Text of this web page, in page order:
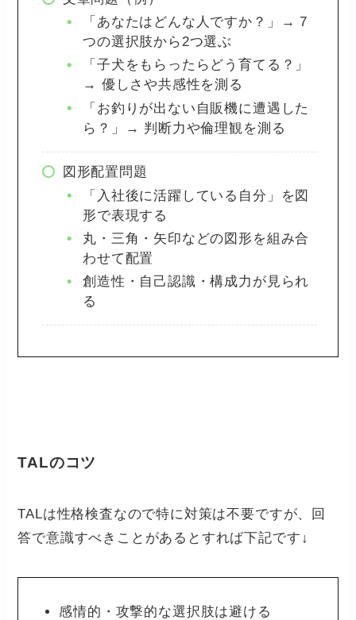
「あなたはどんな人ですか？」→ 7
つの選択肢から2つ選ぶ
「子犬をもらったらどう育てる？」
→ 優しさや共感性を測る
「お釣りが出ない自販機に遭遇した
ら？」→ 判断力や倫理観を測る
図形配置問題
「入社後に活躍している自分」を図
形で表現する
丸・三角・矢印などの図形を組み合
わせて配置
創造性・自己認識・構成力が見られ
る
TALのコツ
TALは性格検査なので特に対策は不要ですが、回
答で意識すべきことがあるとすれば下記です↓
感情的・攻撃的な選択肢は避ける